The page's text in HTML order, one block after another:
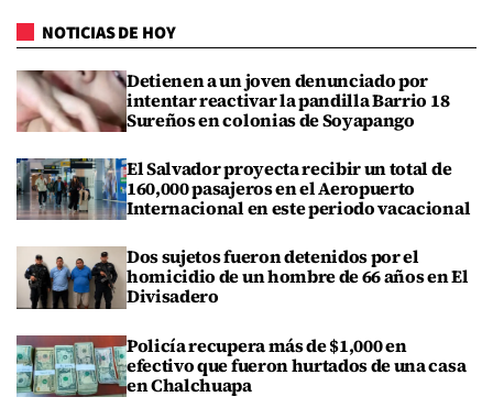
NOTICIAS DE HOY
Detienen a un joven denunciado por
intentar reactivar la pandilla Barrio 18
Sureños en colonias de Soyapango
El Salvador proyecta recibir un total de
160,000 pasajeros en el Aeropuerto
Internacional en este periodo vacacional
Dos sujetos fueron detenidos por el
homicidio de un hombre de 66 años en El
Divisadero
Policía recupera más de $1,000 en
efectivo que fueron hurtados de una casa
en Chalchuapa